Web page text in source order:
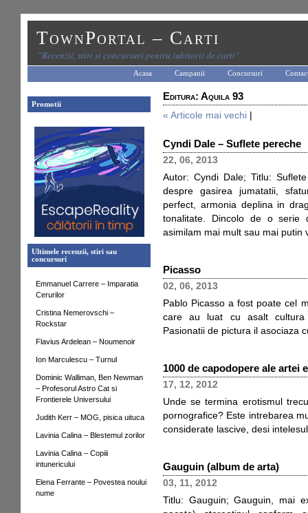
TownPortal – Carti
"Recenzii, stiri si concursuri pentru iubitorii de carti"
Acasa Campanii Concursuri
Promotii
Ultimele recenzii, stiri sau
concursuri
Emmanuel Carrere – Imparatia
Cerurilor
Cristina Nemerovschi –
Rockstar
Flavius Ardelean – Noumenoir
Ion Marculescu – Turnul
Dominic Walliman, Ben Newman
– Profesorul Astro Cat si
Frontierele Universului
Judith Kerr – MOG, pisica uituca
Lavinia Calina – Blestemul zorilor
Lavinia Calina – Copiii
intunericului
Elena Ferrante – Povestea noului
nume
Editura: Aquila 93
« Articole mai vechi
Cyndi Dale – Suflete pereche
22, 06, 2013
Autor: Cyndi Dale; Titlu:
despre gasirea jumatatii,
perfect, armonia deplina in
tonalitate. Dincolo de o
asimilam mai mult sau mai
Picasso
02, 06, 2013
Pablo Picasso a fost poate cel
care au luat cu asalt cultura
Pasionatii de pictura il asociaza
1000 de capodopere ale artei
17, 12, 2012
Unde se termina erotismul
pornografice? Este intrebarea
considerate lascive, desi
Gauguin (album de arta)
03, 11, 2012
Titlu: Gauguin; Gauguin, mai